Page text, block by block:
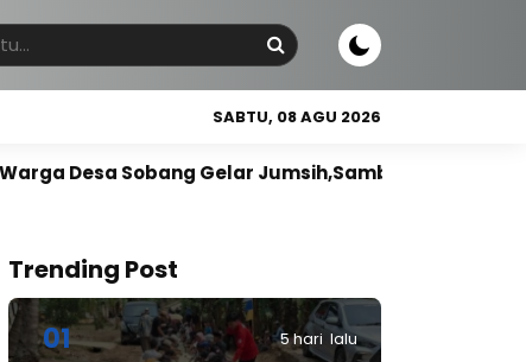
SABTU, 08 AGU 2026
Gelar Jumsih,Sambut HUT RI ke-81
Trending Post
01 5 hari lalu